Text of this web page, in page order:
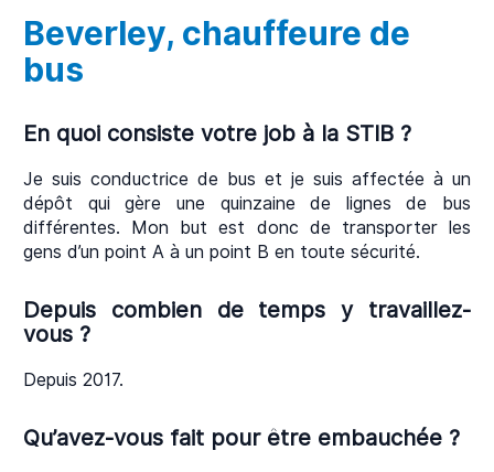
Beverley, chauffeure de
bus
En quoi consiste votre job à la STIB ?
Je suis conductrice de bus et je suis affectée à un
dépôt qui gère une quinzaine de lignes de bus
différentes. Mon but est donc de transporter les
gens d’un point A à un point B en toute sécurité.
Depuis combien de temps y travaillez-
vous ?
Depuis 2017.
Qu’avez-vous fait pour être embauchée ?